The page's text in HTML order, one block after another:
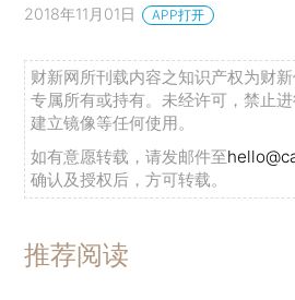
2018年11月01日 APP打开
财新网所刊载内容之知识产权为财
专属所有或持有。未经许可，禁止
建立镜像等任何使用。
如有意愿转载，请发邮件至
确认及授权后，方可转载。
推荐阅读